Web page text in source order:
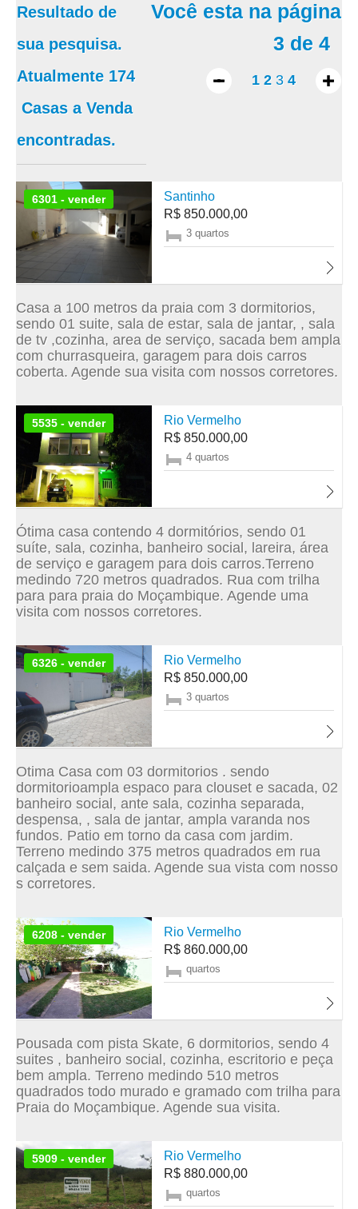
Resultado de
sua pesquisa.
Atualmente 174
Casas a Venda
encontradas.
Você esta na página
3 de 4
1 2 3 4
6301 - vender
Santinho
R$ 850.000,00
3 quartos
Casa a 100 metros da praia com 3 dormitorios,
sendo 01 suite, sala de estar, sala de jantar, , sala
de tv ,cozinha, area de serviço, sacada bem ampla
com churrasqueira, garagem para dois carros
coberta. Agende sua visita com nossos corretores.
5535 - vender
Rio Vermelho
R$ 850.000,00
4 quartos
Ótima casa contendo 4 dormitórios, sendo 01
suíte, sala, cozinha, banheiro social, lareira, área
de serviço e garagem para dois carros.Terreno
medindo 720 metros quadrados. Rua com trilha
para para praia do Moçambique. Agende uma
visita com nossos corretores.
6326 - vender
Rio Vermelho
R$ 850.000,00
3 quartos
Otima Casa com 03 dormitorios . sendo
dormitorioampla espaco para clouset e sacada, 02
banheiro social, ante sala, cozinha separada,
despensa, , sala de jantar, ampla varanda nos
fundos. Patio em torno da casa com jardim.
Terreno medindo 375 metros quadrados em rua
calçada e sem saida. Agende sua vista com nosso
s corretores.
6208 - vender
Rio Vermelho
R$ 860.000,00
quartos
Pousada com pista Skate, 6 dormitorios, sendo 4
suites , banheiro social, cozinha, escritorio e peça
bem ampla. Terreno medindo 510 metros
quadrados todo murado e gramado com trilha para
Praia do Moçambique. Agende sua visita.
5909 - vender
Rio Vermelho
R$ 880.000,00
quartos